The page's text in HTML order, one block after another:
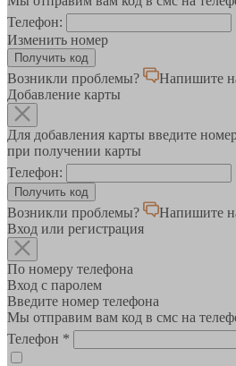
Телефон:
Изменить номер
Возникли проблемы?
Напишите
Добавление карты
Для добавления карты введите
при получении карты
Телефон:
Возникли проблемы?
Напишите
Вход или регистрация
По номеру телефона
Вход с паролем
Введите номер телефона
Мы отправим вам код в смс на
Телефон *